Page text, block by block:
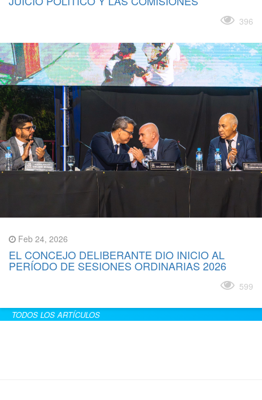
396
Feb 24, 2026
EL CONCEJO DELIBERANTE DIO INICIO AL
PERÍODO DE SESIONES ORDINARIAS 2026
599
TODOS LOS ARTÍCULOS